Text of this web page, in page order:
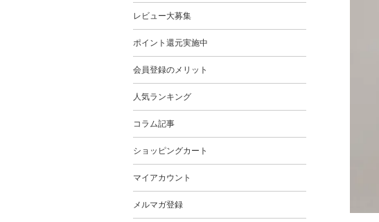
レビュー大募集
ポイント還元実施中
会員登録のメリット
人気ランキング
コラム記事
ショッピングカート
マイアカウント
メルマガ登録